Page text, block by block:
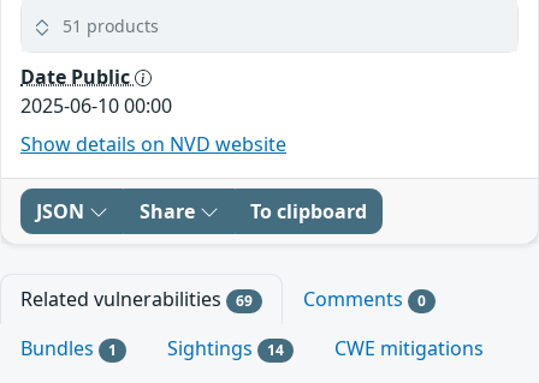
51 products
Date Public
2025-06-10 00:00
Show details on NVD website
JSON Share To clipboard
Related vulnerabilities 69 Comments 0
Bundles 1 Sightings 14
CWE mitigations